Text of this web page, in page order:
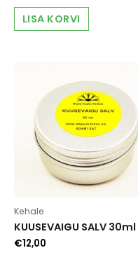
LISA KORVI
Kehale
KUUSEVAIGU SALV 30ml
€12,00